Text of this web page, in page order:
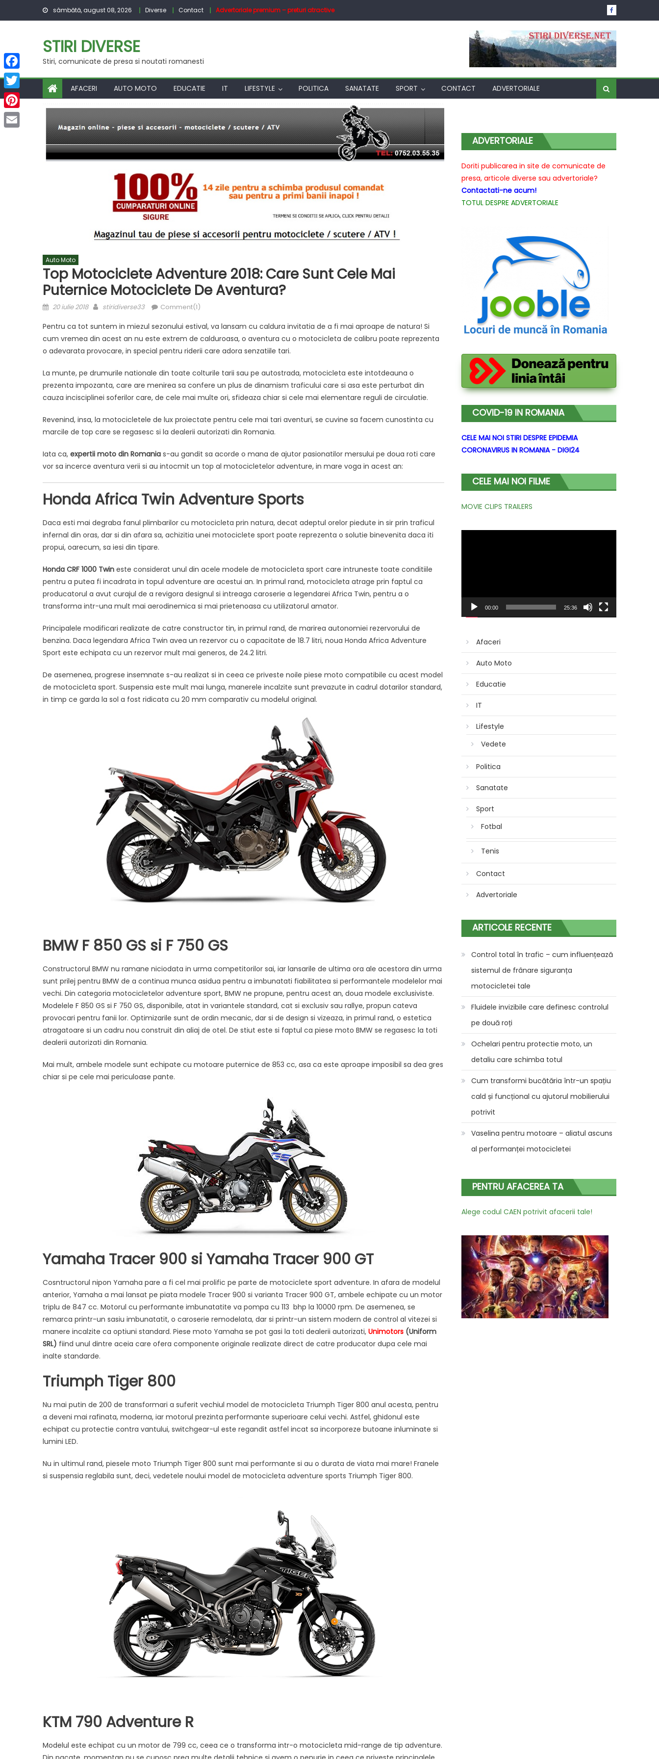
sâmbătă, august 08, 2026 Diverse Contact Advertoriale premium – preturi atractive
STIRI DIVERSE
Stiri, comunicate de presa si noutati romanesti
AFACERI AUTO MOTO EDUCATIE IT LIFESTYLE POLITICA SANATATE SPORT CONTACT ADVERTORIALE
Auto Moto
Top Motociclete Adventure 2018: Care Sunt Cele Mai
Puternice Motociclete De Aventura?
Posted
20 iulie 2018 Author
stiridiverse33 Comment(1)
Pentru ca tot suntem in miezul sezonului estival, va lansam cu caldura invitatia de a fi mai aproape de natura! Si
cum vremea din acest an nu este extrem de calduroasa, o aventura cu o motocicleta de calibru poate reprezenta
o adevarata provocare, in special pentru riderii care adora senzatiile tari.
La munte, pe drumurile nationale din toate colturile tarii sau pe autostrada, motocicleta este intotdeauna o
prezenta impozanta, care are menirea sa confere un plus de dinamism traficului care si asa este perturbat din
cauza incisciplinei soferilor care, de cele mai multe ori, sfideaza chiar si cele mai elementare reguli de circulatie.
Revenind, insa, la motocicletele de lux proiectate pentru cele mai tari aventuri, se cuvine sa facem cunostinta cu
marcile de top care se regasesc si la dealerii autorizati din Romania.
Iata ca, expertii moto din Romania s-au gandit sa acorde o mana de ajutor pasionatilor mersului pe doua roti care
vor sa incerce aventura verii si au intocmit un top al motocicletelor adventure, in mare voga in acest an:
Honda Africa Twin Adventure Sports
Daca esti mai degraba fanul plimbarilor cu motocicleta prin natura, decat adeptul orelor piedute in sir prin traficul
infernal din oras, dar si din afara sa, achizitia unei motociclete sport poate reprezenta o solutie binevenita daca iti
propui, oarecum, sa iesi din tipare.
Honda CRF 1000 Twin este considerat unul din acele modele de motocicleta sport care intruneste toate conditiile
pentru a putea fi incadrata in topul adventure are acestui an. In primul rand, motocicleta atrage prin faptul ca
producatorul a avut curajul de a revigora designul si intreaga caroserie a legendarei Africa Twin, pentru a o
transforma intr-una mult mai aerodinemica si mai prietenoasa cu utilizatorul amator.
Principalele modificari realizate de catre constructor tin, in primul rand, de marirea autonomiei rezervorului de
benzina. Daca legendara Africa Twin avea un rezervor cu o capacitate de 18.7 litri, noua Honda Africa Adventure
Sport este echipata cu un rezervor mult mai generos, de 24.2 litri.
De asemenea, progrese insemnate s-au realizat si in ceea ce priveste noile piese moto compatibile cu acest model
de motocicleta sport. Suspensia este mult mai lunga, manerele incalzite sunt prevazute in cadrul dotarilor standard,
in timp ce garda la sol a fost ridicata cu 20 mm comparativ cu modelul original.
BMW F 850 GS si F 750 GS
Constructorul BMW nu ramane niciodata in urma competitorilor sai, iar lansarile de ultima ora ale acestora din urma
sunt prilej pentru BMW de a continua munca asidua pentru a imbunatati fiabilitatea si performantele modelelor mai
vechi. Din categoria motocicletelor adventure sport, BMW ne propune, pentru acest an, doua modele exclusiviste.
Modelele F 850 GS si F 750 GS, disponibile, atat in variantele standard, cat si exclusiv sau rallye, propun cateva
provocari pentru fanii lor. Optimizarile sunt de ordin mecanic, dar si de design si vizeaza, in primul rand, o estetica
atragatoare si un cadru nou construit din aliaj de otel. De stiut este si faptul ca piese moto BMW se regasesc la toti
dealerii autorizati din Romania.
Mai mult, ambele modele sunt echipate cu motoare puternice de 853 cc, asa ca este aproape imposibil sa dea gres
chiar si pe cele mai periculoase pante.
Yamaha Tracer 900 si Yamaha Tracer 900 GT
Cosntructorul nipon Yamaha pare a fi cel mai prolific pe parte de motociclete sport adventure. In afara de modelul
anterior, Yamaha a mai lansat pe piata modele Tracer 900 si varianta Tracer 900 GT, ambele echipate cu un motor
triplu de 847 cc. Motorul cu performante imbunatatite va pompa cu 113 bhp la 10000 rpm. De asemenea, se
remarca printr-un sasiu imbunatatit, o caroserie remodelata, dar si printr-un sistem modern de control al vitezei si
manere incalzite ca optiuni standard. Piese moto Yamaha se pot gasi la toti dealerii autorizati, Unimotors (Uniform
SRL) fiind unul dintre aceia care ofera componente originale realizate direct de catre producator dupa cele mai
inalte standarde.
Triumph Tiger 800
Nu mai putin de 200 de transformari a suferit vechiul model de motocicleta Triumph Tiger 800 anul acesta, pentru
a deveni mai rafinata, moderna, iar motorul prezinta performante superioare celui vechi. Astfel, ghidonul este
echipat cu protectie contra vantului, switchgear-ul este regandit astfel incat sa incorporeze butoane inluminate si
lumini LED.
Nu in ultimul rand, piesele moto Triumph Tiger 800 sunt mai performante si au o durata de viata mai mare! Franele
si suspensia reglabila sunt, deci, vedetele noului model de motocicleta adventure sports Triumph Tiger 800.
KTM 790 Adventure R
Modelul este echipat cu un motor de 799 cc, ceea ce o transforma intr-o motocicleta mid-range de tip adventure.
ADVERTORIALE
Doriti publicarea in site de comunicate de
presa, articole diverse sau advertoriale?
Contactati-ne acum!
TOTUL DESPRE ADVERTORIALE
COVID-19 IN ROMANIA
CELE MAI NOI STIRI DESPRE EPIDEMIA
CORONAVIRUS IN ROMANIA - DIGI24
CELE MAI NOI FILME
MOVIE CLIPS TRAILERS
00:00 25:36
Afaceri
Auto Moto
Educatie
IT
Lifestyle
Vedete
Politica
Sanatate
Sport
Fotbal
Tenis
Contact
Advertoriale
ARTICOLE RECENTE
Control total în trafic – cum influențează
sistemul de frânare siguranța
motocicletei tale
Fluidele invizibile care definesc controlul
pe două roți
Ochelari pentru protectie moto, un
detaliu care schimba totul
Cum transformi bucătăria într-un spațiu
cald și funcțional cu ajutorul mobilierului
potrivit
Vaselina pentru motoare – aliatul ascuns
al performanței motocicletei
PENTRU AFACEREA TA
Alege codul CAEN potrivit afacerii tale!
Facebook
Twitter
Pinterest